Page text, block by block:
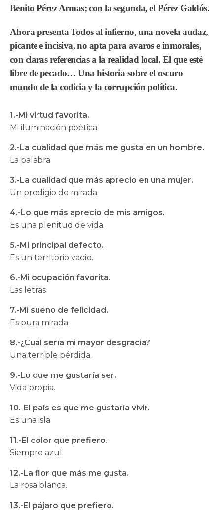
Benito Pérez Armas; con la segunda, el Pérez Galdós.
Ahora presenta Todos al infierno, una novela audaz,
picante e incisiva, no apta para avaros e inmorales,
con claras referencias a la realidad local. El que esté
libre de pecado… Una historia sobre el oscuro
mundo de la codicia y la corrupción política.
1.-Mi virtud favorita.
Mi iluminación poética.
2.-La cualidad que más me gusta en un hombre.
La palabra.
3.-La cualidad que más aprecio en una mujer.
Un prodigio de mirada.
4.-Lo que más aprecio de mis amigos.
Es una plenitud de vida.
5.-Mi principal defecto.
Es un territorio vacío.
6.-Mi ocupación favorita.
Las letras
7.-Mi sueño de felicidad.
Es pura mirada.
8.-¿Cuál sería mi mayor desgracia?
Una terrible pérdida.
9.-Lo que me gustaría ser.
Vida propia.
10.-El país es que me gustaría vivir.
Es una isla.
11.-El color que prefiero.
Siempre azul.
12.-La flor que más me gusta.
La rosa blanca.
13.-El pájaro que prefiero.